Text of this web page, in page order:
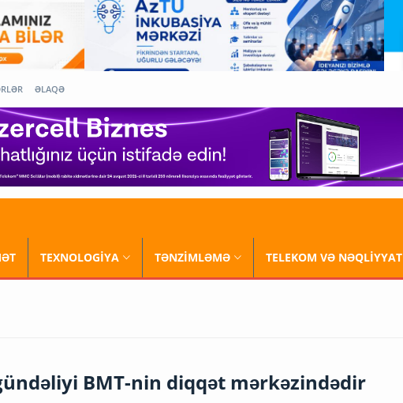
ƏLAQƏ
TEXNOLOGİYA TƏNZİMLƏMƏ TELEKOM VƏ NƏQLİYYAT
BMT-nin diqqət mərkəzindədir